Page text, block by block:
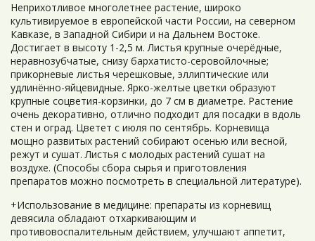
Неприхотливое многолетнее растение, широко
культивируемое в европейской части России, на северном
Кавказе, в Западной Сибири и на Дальнем Востоке.
Достигает в высоту 1-2,5 м. Листья крупные очерёдные,
неравнозубчатые, снизу бархатисто-серовойлочные;
прикорневые листья черешковые, эллиптические или
удлинённо-яйцевидные. Ярко-желтые цветки образуют
крупные соцветия-корзинки, до 7 см в диаметре. Растение
очень декоративно, отлично подходит для посадки в вдоль
стен и оград. Цветет с июля по сентябрь. Корневища
мощно развитых растений собирают осенью или весной,
режут и сушат. Листья с молодых растений сушат на
воздухе. (Способы сбора сырья и приготовления
препаратов можно посмотреть в специальной литературе).
+Использование в медицине: препараты из корневищ
девясила обладают отхаркивающим и
противовоспалительным действием, улучшают аппетит,